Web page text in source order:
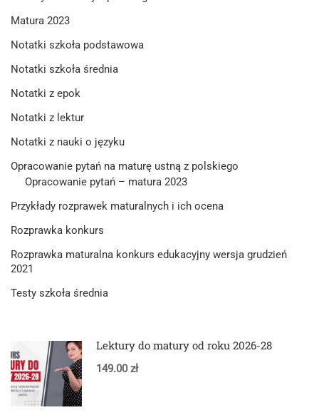
Matura 2023
Notatki szkoła podstawowa
Notatki szkoła średnia
Notatki z epok
Notatki z lektur
Notatki z nauki o języku
Opracowanie pytań na maturę ustną z polskiego
Opracowanie pytań – matura 2023
Przykłady rozprawek maturalnych i ich ocena
Rozprawka konkurs
Rozprawka maturalna konkurs edukacyjny wersja grudzień
2021
Testy szkoła średnia
Lektury do matury od roku 2026-28
149.00 zł